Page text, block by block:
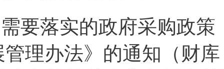
要落实的政府采购政
管理办法》的通知（财